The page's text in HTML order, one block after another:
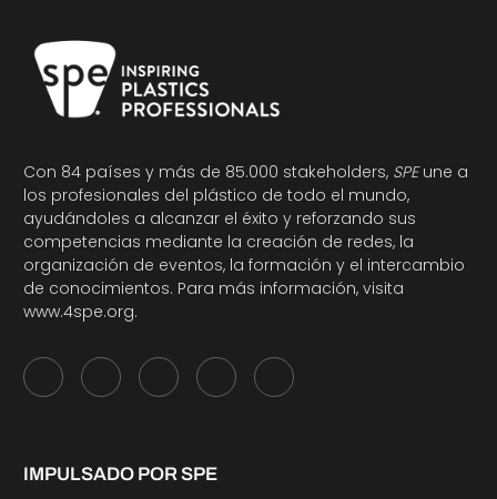
Con 84 países y más de 85.000 stakeholders, SPEune a
los profesionales del plástico de todo el mundo,
ayudándoles a alcanzar el éxito y reforzando sus
competencias mediante la creación de redes, la
organización de eventos, la formación y el intercambio
de conocimientos. Para más información, visita
www.4spe.org.
IMPULSADO POR SPE